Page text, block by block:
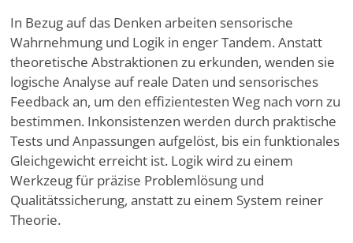
In Bezug auf das Denken arbeiten sensorische
Wahrnehmung und Logik in enger Tandem. Anstatt
theoretische Abstraktionen zu erkunden, wenden sie
logische Analyse auf reale Daten und sensorisches
Feedback an, um den effizientesten Weg nach vorn zu
bestimmen. Inkonsistenzen werden durch praktische
Tests und Anpassungen aufgelöst, bis ein funktionales
Gleichgewicht erreicht ist. Logik wird zu einem
Werkzeug für präzise Problemlösung und
Qualitätssicherung, anstatt zu einem System reiner
Theorie.